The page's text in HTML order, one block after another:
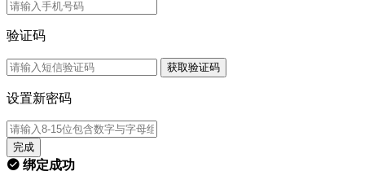
验证码
获取验证码
设置新密码
完成
绑定成功